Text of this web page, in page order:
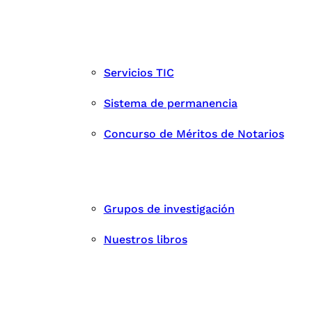
Servicios TIC
Sistema de permanencia
Concurso de Méritos de Notarios
Grupos de investigación
Nuestros libros